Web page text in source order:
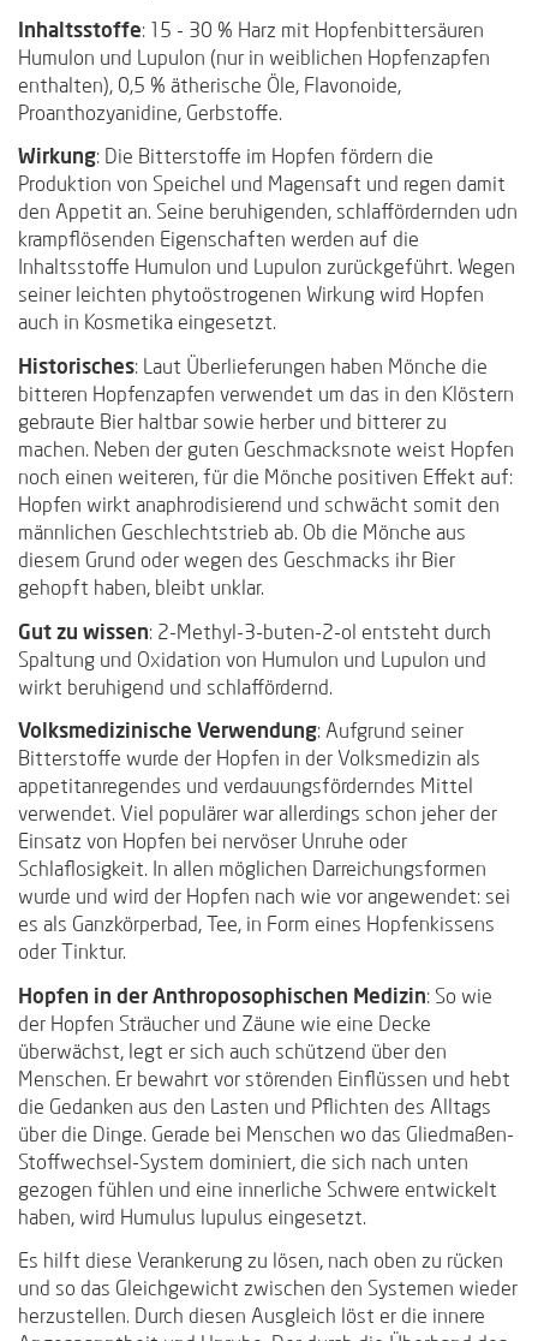
Inhaltsstoffe: 15 - 30 % Harz mit Hopfenbittersäuren
Humulon und Lupulon (nur in weiblichen Hopfenzapfen
enthalten), 0,5 % ätherische Öle, Flavonoide,
Proanthozyanidine, Gerbstoffe.
Wirkung: Die Bitterstoffe im Hopfen fördern die
Produktion von Speichel und Magensaft und regen damit
den Appetit an. Seine beruhigenden, schlaffördernden udn
krampflösenden Eigenschaften werden auf die
Inhaltsstoffe Humulon und Lupulon zurückgeführt. Wegen
seiner leichten phytoöstrogenen Wirkung wird Hopfen
auch in Kosmetika eingesetzt.
Historisches: Laut Überlieferungen haben Mönche die
bitteren Hopfenzapfen verwendet um das in den Klöstern
gebraute Bier haltbar sowie herber und bitterer zu
machen. Neben der guten Geschmacksnote weist Hopfen
noch einen weiteren, für die Mönche positiven Effekt auf:
Hopfen wirkt anaphrodisierend und schwächt somit den
männlichen Geschlechtstrieb ab. Ob die Mönche aus
diesem Grund oder wegen des Geschmacks ihr Bier
gehopft haben, bleibt unklar.
Gut zu wissen: 2-Methyl-3-buten-2-ol entsteht durch
Spaltung und Oxidation von Humulon und Lupulon und
wirkt beruhigend und schlaffördernd.
Volksmedizinische Verwendung: Aufgrund seiner
Bitterstoffe wurde der Hopfen in der Volksmedizin als
appetitanregendes und verdauungsförderndes Mittel
verwendet. Viel populärer war allerdings schon jeher der
Einsatz von Hopfen bei nervöser Unruhe oder
Schlaflosigkeit. In allen möglichen Darreichungsformen
wurde und wird der Hopfen nach wie vor angewendet: sei
es als Ganzkörperbad, Tee, in Form eines Hopfenkissens
oder Tinktur.
Hopfen in der Anthroposophischen Medizin: So wie
der Hopfen Sträucher und Zäune wie eine Decke
überwächst, legt er sich auch schützend über den
Menschen. Er bewahrt vor störenden Einflüssen und hebt
die Gedanken aus den Lasten und Pflichten des Alltags
über die Dinge. Gerade bei Menschen wo das Gliedmaßen-
Stoffwechsel-System dominiert, die sich nach unten
gezogen fühlen und eine innerliche Schwere entwickelt
haben, wird Humulus lupulus eingesetzt.
Es hilft diese Verankerung zu lösen, nach oben zu rücken
und so das Gleichgewicht zwischen den Systemen wieder
herzustellen. Durch diesen Ausgleich löst er die innere